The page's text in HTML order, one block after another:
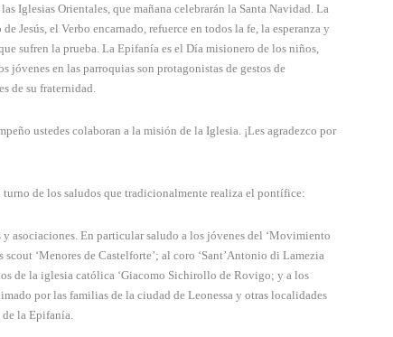
Iglesias Orientales, que mañana celebrarán la Santa Navidad. La
Jesús, el Verbo encarnado, refuerce en todos la fe, la esperanza y
sufren la prueba. La Epifanía es el Día misionero de los niños,
jóvenes en las parroquias son protagonistas de gestos de
de su fraternidad.
ustedes colaboran a la misión de la Iglesia. ¡Les agradezco por
de los saludos que tradicionalmente realiza el pontífice:
asociaciones. En particular saludo a los jóvenes del ‘Movimiento
‘Menores de Castelforte’; al coro ‘Sant’Antonio di Lamezia
de la iglesia católica ‘Giacomo Sichirollo de Rovigo; y a los
por las familias de la ciudad de Leonessa y otras localidades
la Epifanía.